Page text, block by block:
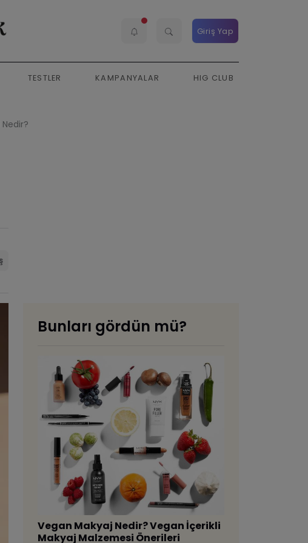
Giriş Yap
TESTLER KAMPANYALAR HIG CLUB
Bunları gördün mü?
Vegan Makyaj Nedir? Vegan İçerikli
Makyaj Malzemesi Önerileri